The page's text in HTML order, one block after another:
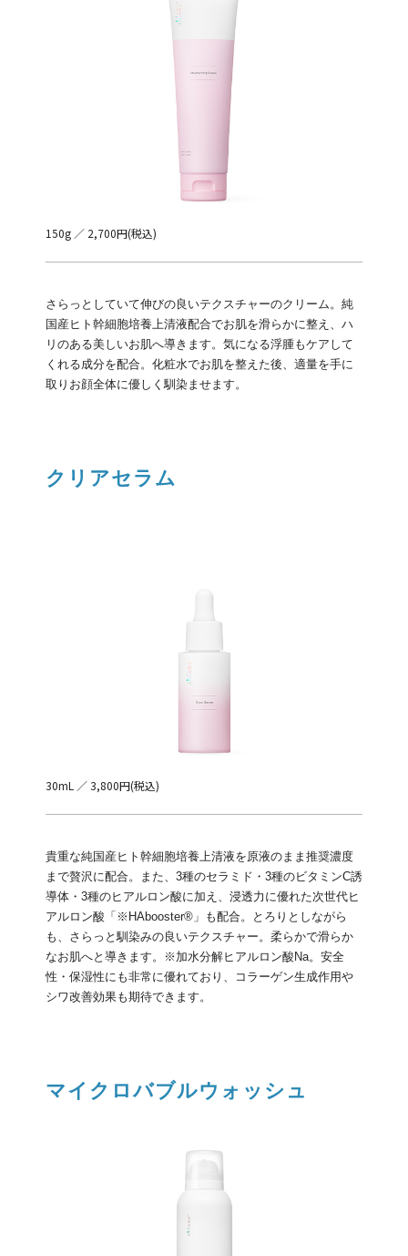
150g ／ 2,700円(税込)
さらっとしていて伸びの良いテクスチャーのクリーム。純
国産ヒト幹細胞培養上清液配合でお肌を滑らかに整え、ハ
リのある美しいお肌へ導きます。気になる浮腫もケアして
くれる成分を配合。化粧水でお肌を整えた後、適量を手に
取りお顔全体に優しく馴染ませます。
クリアセラム
30mL ／ 3,800円(税込)
貴重な純国産ヒト幹細胞培養上清液を原液のまま推奨濃度
まで贅沢に配合。また、3種のセラミド・3種のビタミンC誘
導体・3種のヒアルロン酸に加え、浸透力に優れた次世代ヒ
アルロン酸「※HAbooster®︎」も配合。とろりとしながら
も、さらっと馴染みの良いテクスチャー。柔らかで滑らか
なお肌へと導きます。※加水分解ヒアルロン酸Na。安全
性・保湿性にも非常に優れており、コラーゲン生成作用や
シワ改善効果も期待できます。
マイクロバブルウォッシュ